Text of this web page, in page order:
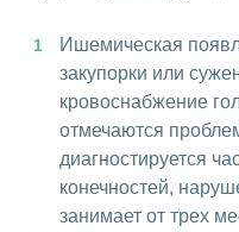
Ишемическая
закупорки или
кровоснабжение
отмечаются
диагностируется
конечностей,
занимает от трех